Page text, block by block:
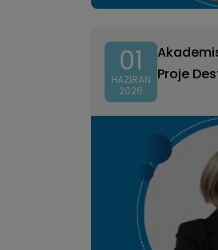
01
HAZIRAN
2026
Proje